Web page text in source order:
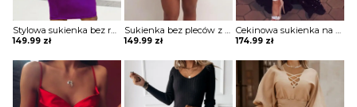
Stylowa sukienka bez rękawów z falbanami i patchworkami Emer
149.99 zł
Sukienka bez pleców z cekinami Elvita
149.99 zł
Cekinowa sukienka na cienkich ramiączkach Ozell
174.99 zł